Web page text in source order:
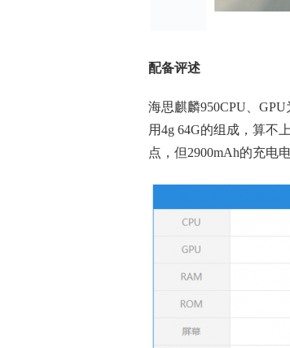
配备评述
海思麒麟950CPU、
用4g 64G的组成，算不
点，但2900mAh的充电